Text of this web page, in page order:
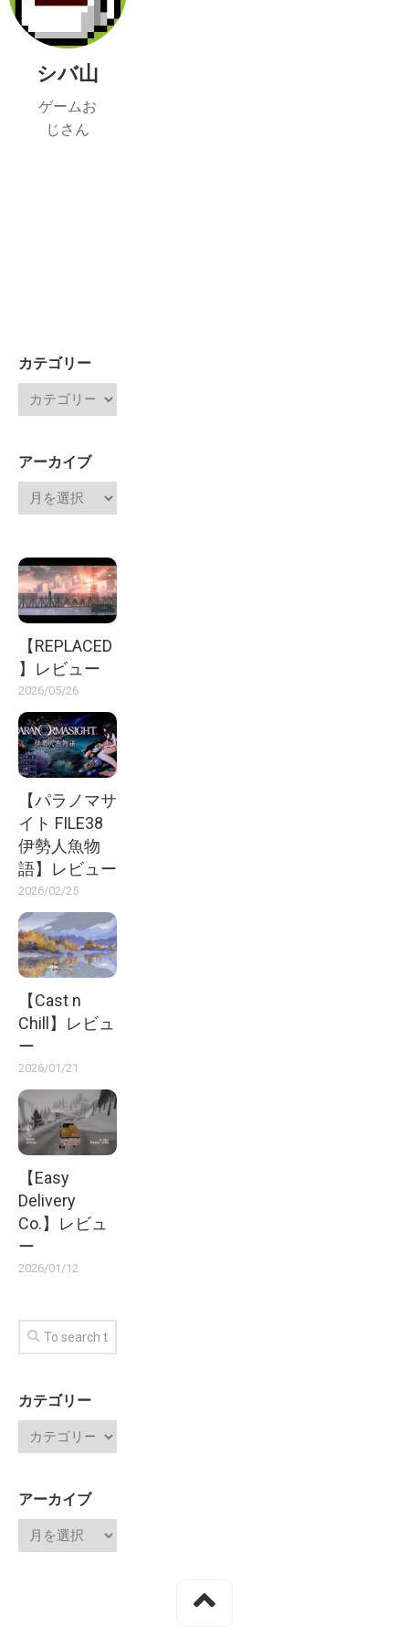
シバ山
ゲームお
じさん
カテゴリー
アーカイブ
【REPLACED
】レビュー
2026/05/26
【パラノマサ
イト FILE38
伊勢人魚物
語】レビュー
2026/02/25
【Cast n
Chill】レビュ
ー
2026/01/21
【Easy
Delivery
Co.】レビュ
ー
2026/01/12
カテゴリー
アーカイブ